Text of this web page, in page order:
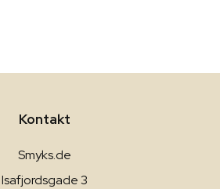
Kontakt
Smyks.de
Isafjordsgade 3